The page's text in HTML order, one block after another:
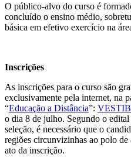
O público-alvo do curso é
concluído o ensino médio,
básica em efetivo exercício na
Inscrições
As inscrições para o curso são
exclusivamente pela internet, na
“Educação a Distância”:
o dia 8 de julho. Segundo o
seleção, é necessário que o
regiões circunvizinhas ao polo
ato da inscrição.